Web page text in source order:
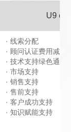
U9
· 线索分配
· 顾问认证费用减免
· 技术支持绿色通道
· 市场支持
· 销售支持
· 售前支持
· 客户成功支持
· 知识赋能支持